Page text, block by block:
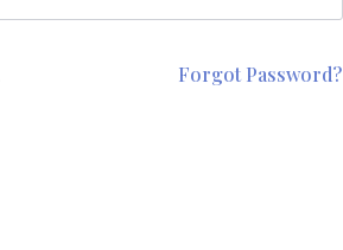
Forgot Password?